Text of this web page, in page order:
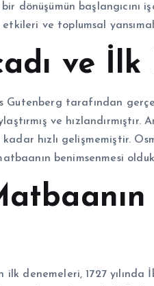
dönüşümün başlangıcını
ve toplumsal
ve İlk
Gutenberg tarafından
ve hızlandırmıştır.
kadar hızlı gelişmemiştir.
benimsenmesi
ilk denemeleri, 1727